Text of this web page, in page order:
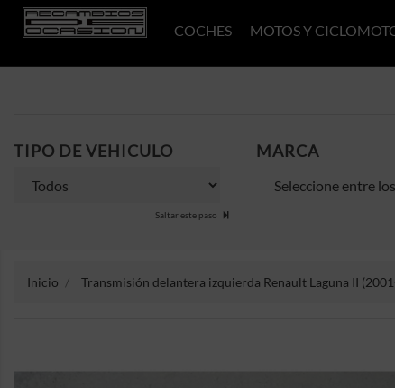
COCHES MOTOS Y
TIPO DE VEHICULO
Saltar este paso
MARCA
Inicio Transmisión delantera izquierda Renault Laguna II